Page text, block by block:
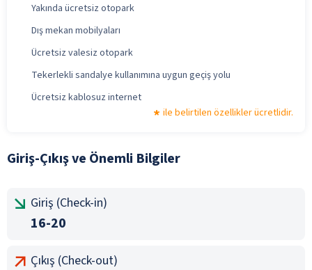
Yakında ücretsiz otopark
Dış mekan mobilyaları
Ücretsiz valesiz otopark
Tekerlekli sandalye kullanımına uygun geçiş yolu
Ücretsiz kablosuz internet
ile belirtilen özellikler ücretlidir.
Giriş-Çıkış ve Önemli Bilgiler
Giriş (Check-in)
16-20
Çıkış (Check-out)